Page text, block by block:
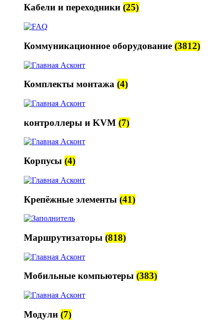
Кабели и переходники (25)
Коммуникационное оборудование (3812)
Комплекты монтажа (4)
контроллеры и KVM (7)
Корпусы (4)
Крепёжные элементы (41)
Маршрутизаторы (818)
Мобильные компьютеры (383)
Модули (7)